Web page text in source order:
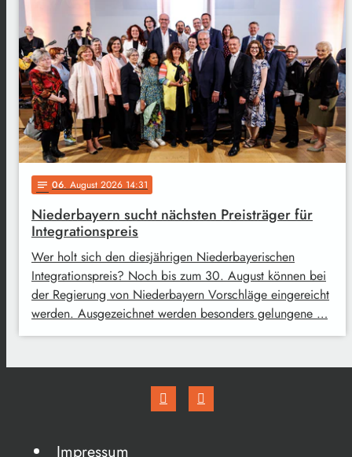
notes 06. August 2026 14:31
Niederbayern sucht nächsten Preisträger für
Integrationspreis
Wer holt sich den diesjährigen Niederbayerischen
Integrationspreis? Noch bis zum 30. August können bei
der Regierung von Niederbayern Vorschläge eingereicht
werden. Ausgezeichnet werden besonders gelungene …
Impressum